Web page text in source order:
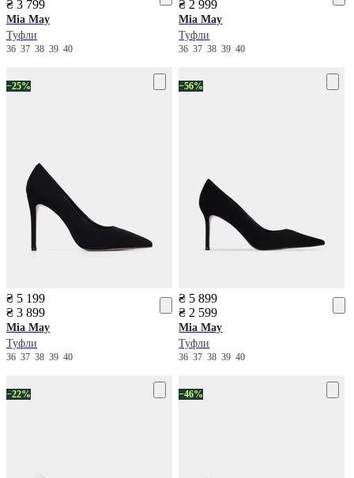
₴ 3 799
Mia May
Туфли
36 37 38 39 40
₴ 2 999
Mia May
Туфли
3637383940
−25%
₴ 5 199
₴ 3 899
Mia May
Туфли
36 37 38 39 40
−56%
₴ 5 899
₴ 2 599
Mia May
Туфли
3637383940
−22% −46%